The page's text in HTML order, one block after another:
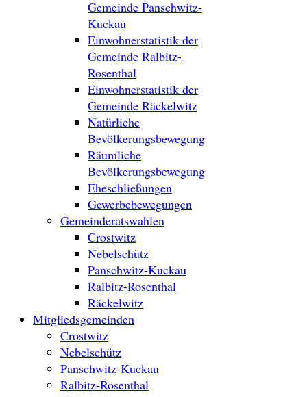
Gemeinde Panschwitz-
Kuckau
Einwohnerstatistik der
Gemeinde Ralbitz-
Rosenthal
Einwohnerstatistik der
Gemeinde Räckelwitz
Natürliche
Bevölkerungsbewegung
Räumliche
Bevölkerungsbewegung
Eheschließungen
Gewerbebewegungen
Gemeinderatswahlen
Crostwitz
Nebelschütz
Panschwitz-Kuckau
Ralbitz-Rosenthal
Räckelwitz
Mitgliedsgemeinden
Crostwitz
Nebelschütz
Panschwitz-Kuckau
Ralbitz-Rosenthal